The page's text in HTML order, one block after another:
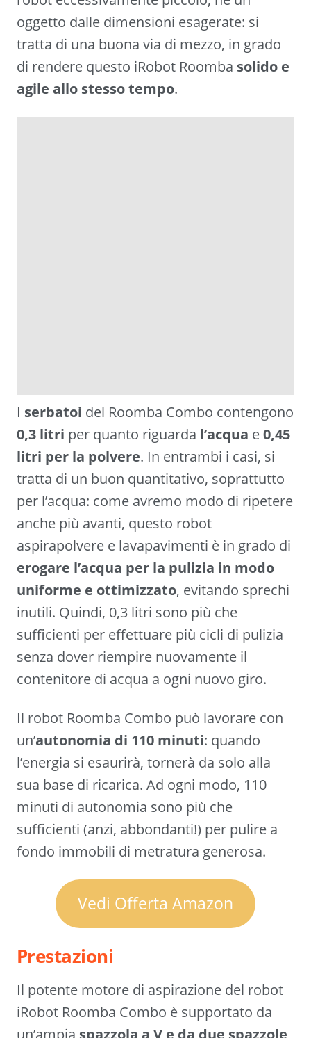
oggetto dalle dimensioni esagerate: si
tratta di una buona via di mezzo, in grado
di rendere questo iRobot Roomba solido e
agile allo stesso tempo.
I serbatoi del Roomba Combo contengono
0,3 litri per quanto riguarda l’acqua e0,45
litri per la polvere. In entrambi i casi, si
tratta di un buon quantitativo, soprattutto
per l’acqua: come avremo modo di ripetere
anche più avanti, questo robot
aspirapolvere e lavapavimenti è in grado di
erogare l’acqua per la pulizia in modo
uniforme e ottimizzato, evitando sprechi
inutili. Quindi, 0,3 litri sono più che
sufficienti per effettuare più cicli di pulizia
senza dover riempire nuovamente il
contenitore di acqua a ogni nuovo giro.
Il robot Roomba Combo può lavorare con
un’autonomia di 110 minuti: quando
l’energia si esaurirà, tornerà da solo alla
sua base di ricarica. Ad ogni modo, 110
minuti di autonomia sono più che
sufficienti (anzi, abbondanti!) per pulire a
fondo immobili di metratura generosa.
Vedi Offerta Amazon
Prestazioni
Il potente motore di aspirazione del robot
iRobot Roomba Combo è supportato da
un’ampia spazzola a V e da due spazzole